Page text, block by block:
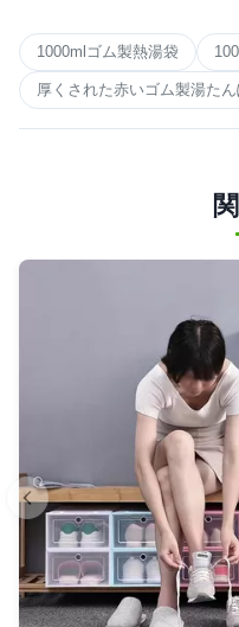
1000mlゴム製熱湯袋
厚くされた赤いゴム製湯た